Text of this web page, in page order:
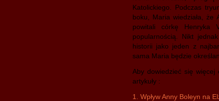
Katolickiego. Podczas
boku, Maria wiedziała, że
powitali córkę Henryka
popularnością. Nikt
historii jako jeden z
sama Maria będzie
Aby dowiedzieć się
artykuły :
1. Wpływ Anny Boleyn na